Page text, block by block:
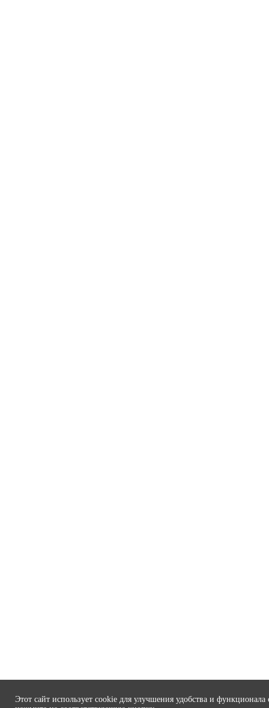
Этот сайт использует cookie для улучшения удобства и